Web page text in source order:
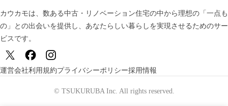
カウカモは、数ある中古・リノベーション住宅の中から理想の「一点も
の」との出会いを提供し、 あなたらしい暮らしを実現させるためのサー
ビスです。
運営会社利用規約プライバシーポリシー採用情報
© TSUKURUBA Inc. All rights reserved.